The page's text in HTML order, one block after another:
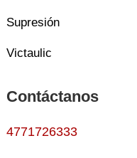
Supresión
Victaulic
Contáctanos
4771726333